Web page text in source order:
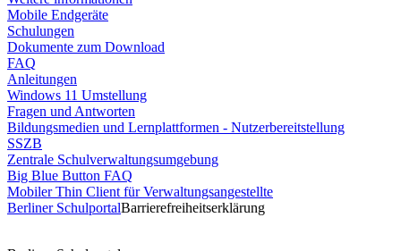
Mobile Endgeräte
Schulungen
Dokumente zum Download
FAQ
Anleitungen
Windows 11 Umstellung
Fragen und Antworten
Bildungsmedien und Lernplattformen - Nutzerbereitstellung
SSZB
Zentrale Schulverwaltungsumgebung
Big Blue Button FAQ
Mobiler Thin Client für Verwaltungsangestellte
Berliner SchulportalBarrierefreiheitserklärung